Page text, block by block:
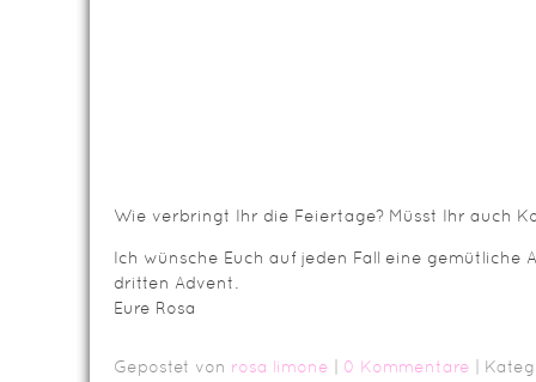
Wie verbringt Ihr die Feiertage? Müsst Ihr auch
Ich wünsche Euch auf jeden Fall eine gemütliche
dritten Advent.
Eure Rosa
Gepostet von rosa limone 0 Kommentare |